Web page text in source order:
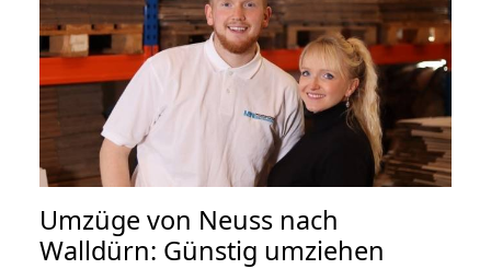
Umzüge von Neuss nach
Walldürn: Günstig umziehen